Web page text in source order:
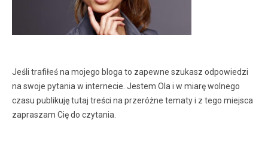
Jeśli trafiłeś na mojego bloga to zapewne szukasz odpowiedzi
na swoje pytania w internecie. Jestem Ola i w miarę wolnego
czasu publikuję tutaj treści na przeróżne tematy i z tego miejsca
zapraszam Cię do czytania.